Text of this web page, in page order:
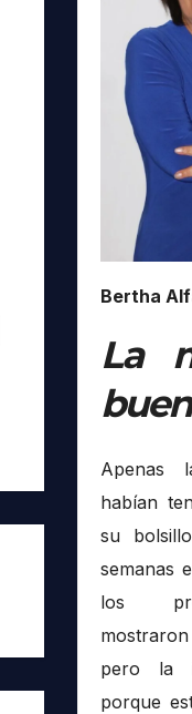
Bertha
La
Apenas
habían
su
semanas
los
pero la
porque